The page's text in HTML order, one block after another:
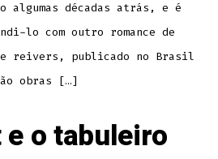
décadas atrás, e é
lo com outro romance de
reivers, publicado no Brasil
obras […]
e o tabuleiro